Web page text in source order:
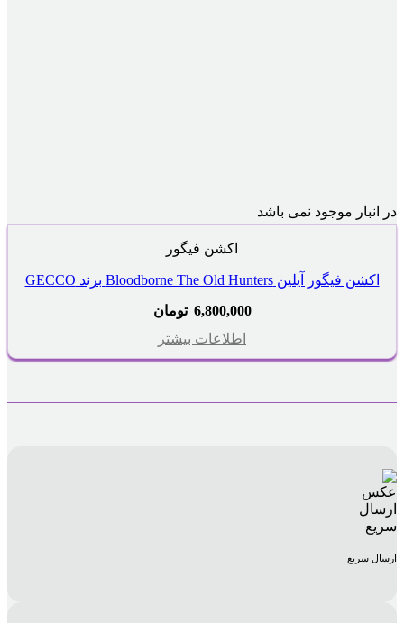
در انبار موجود نمی باشد
اکشن فیگور
اکشن فیگور آیلین Bloodborne The Old Hunters برند GECCO
6,800,000 تومان
اطلاعات بیشتر
ارسال سریع